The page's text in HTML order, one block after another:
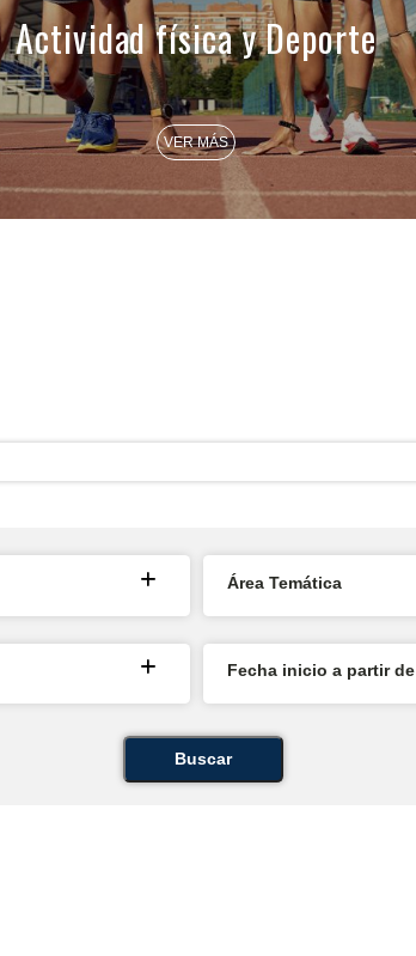
Actividad física y Deporte
VER MÁS
Área Temática
Fecha inicio a partir de
Buscar